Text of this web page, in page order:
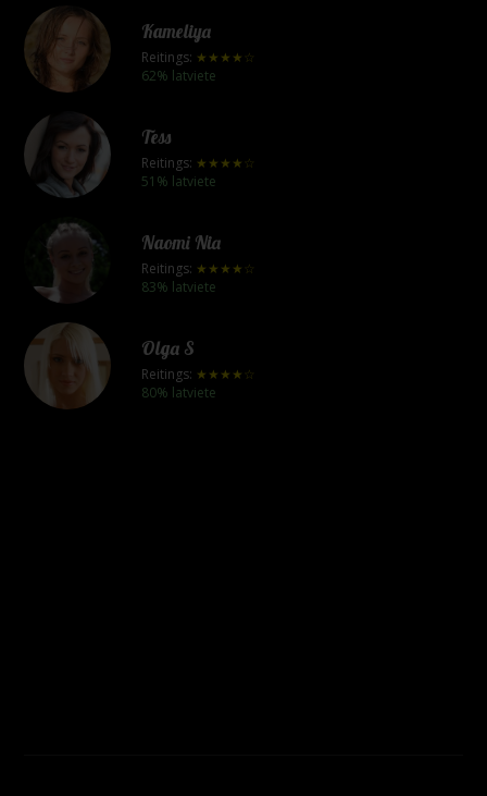
Kameliya
Reitings: ★★★★☆
62% latviete
Tess
Reitings: ★★★★☆
51% latviete
Naomi Nia
Reitings: ★★★★☆
83% latviete
Olga S
Reitings: ★★★★☆
80% latviete